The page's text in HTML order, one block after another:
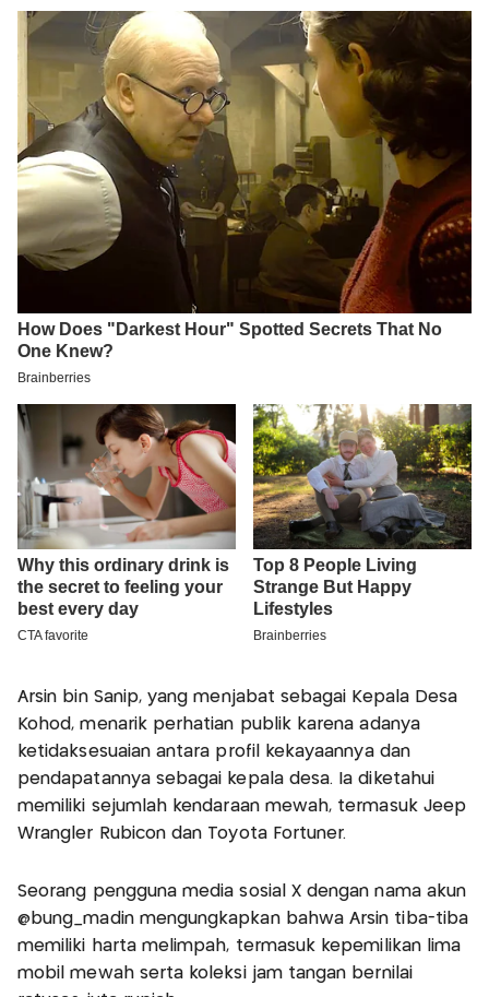
Arsin bin Sanip, yang menjabat sebagai Kepala Desa
Kohod, menarik perhatian publik karena adanya
ketidaksesuaian antara profil kekayaannya dan
pendapatannya sebagai kepala desa. Ia diketahui
memiliki sejumlah kendaraan mewah, termasuk Jeep
Wrangler Rubicon dan Toyota Fortuner.
Seorang pengguna media sosial X dengan nama akun
@bung_madin mengungkapkan bahwa Arsin tiba-tiba
memiliki harta melimpah, termasuk kepemilikan lima
mobil mewah serta koleksi jam tangan bernilai